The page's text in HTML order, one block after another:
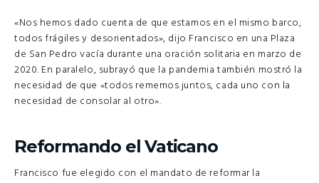
«Nos hemos dado cuenta de que estamos en el mismo barco,
todos frágiles y desorientados», dijo Francisco en una Plaza
de San Pedro vacía durante una oración solitaria en marzo de
2020. En paralelo, subrayó que la pandemia también mostró la
necesidad de que «todos rememos juntos, cada uno con la
necesidad de consolar al otro».
Reformando el Vaticano
Francisco fue elegido con el mandato de reformar la